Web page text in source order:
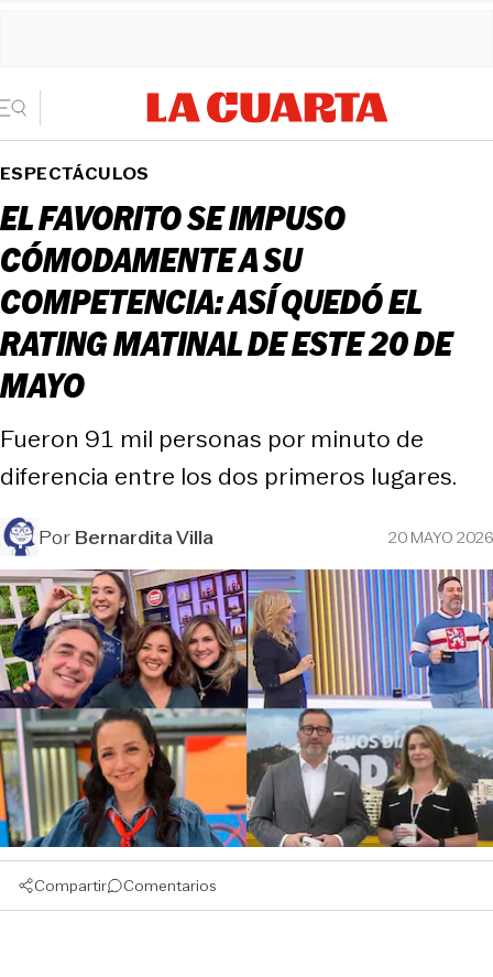
ESPECTÁCULOS
EL FAVORITO SE IMPUSO
CÓMODAMENTE A SU
COMPETENCIA: ASÍ QUEDÓ EL
RATING MATINAL DE ESTE 20 DE
MAYO
Fueron 91 mil personas por minuto de
diferencia entre los dos primeros lugares.
PorBernardita Villa 20 MAYO 2026
Compartir Comentarios